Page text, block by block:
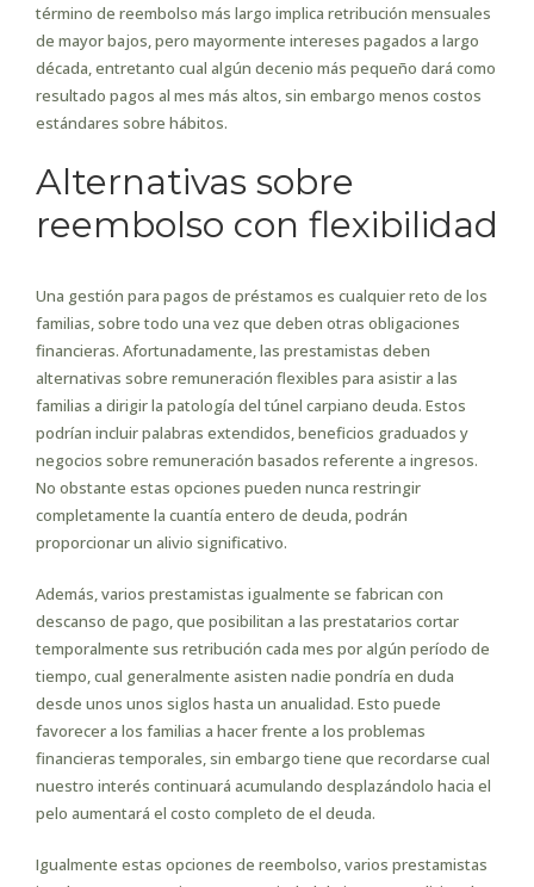
término de reembolso más largo implica retribución mensuales
de mayor bajos, pero mayormente intereses pagados a largo
década, entretanto cual algún decenio más pequeño dará como
resultado pagos al mes más altos, sin embargo menos costos
estándares sobre hábitos.
Alternativas sobre
reembolso con flexibilidad
Una gestión para pagos de préstamos es cualquier reto de los
familias, sobre todo una vez que deben otras obligaciones
financieras. Afortunadamente, las prestamistas deben
alternativas sobre remuneración flexibles para asistir a las
familias a dirigir la patologí­a del túnel carpiano deuda. Estos
podrían incluir palabras extendidos, beneficios graduados y
negocios sobre remuneración basados referente a ingresos.
No obstante estas opciones pueden nunca restringir
completamente la cuantía entero de deuda, podrán
proporcionar un alivio significativo.
Además, varios prestamistas igualmente se fabrican con
descanso de pago, que posibilitan a las prestatarios cortar
temporalmente sus retribución cada mes por algún período de
tiempo, cual generalmente asisten nadie pondrí­a en duda
desde unos unos siglos hasta un anualidad. Esto puede
favorecer a los familias a hacer frente a los problemas
financieras temporales, sin embargo tiene que recordarse cual
nuestro interés continuará acumulando desplazándolo hacia el
pelo aumentará el costo completo de el deuda.
Igualmente estas opciones de reembolso, varios prestamistas